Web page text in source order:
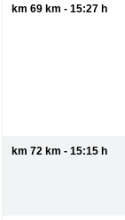
km 69 km - 15:27 h
km 72 km - 15:15 h